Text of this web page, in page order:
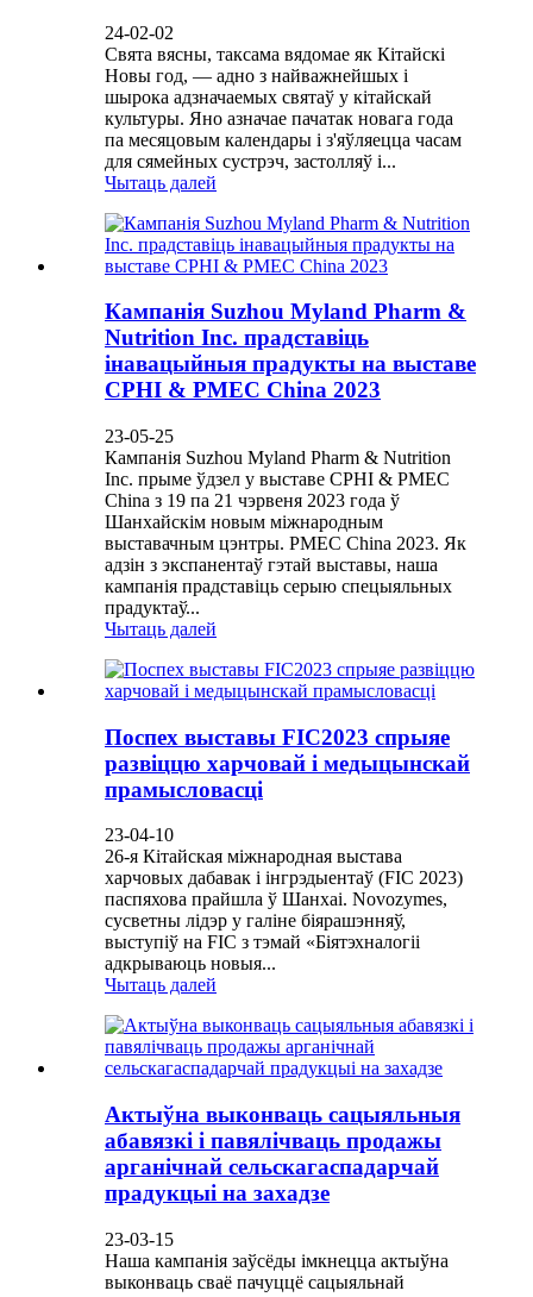
24-02-02
Свята вясны, таксама вядомае як Кітайскі
Новы год, — адно з найважнейшых і
шырока адзначаемых святаў у кітайскай
культуры. Яно азначае пачатак новага года
па месяцовым календары і з'яўляецца часам
для сямейных сустрэч, застолляў і...
Чытаць далей
Кампанія Suzhou Myland Pharm &
Nutrition Inc. прадставіць
інавацыйныя прадукты на выставе
CPHI & PMEC China 2023
23-05-25
Кампанія Suzhou Myland Pharm & Nutrition
Inc. прыме ўдзел у выставе CPHI & PMEC
China з 19 па 21 чэрвеня 2023 года ў
Шанхайскім новым міжнародным
выставачным цэнтры. PMEC China 2023. Як
адзін з экспанентаў гэтай выставы, наша
кампанія прадставіць серыю спецыяльных
прадуктаў...
Чытаць далей
Поспех выставы FIC2023 спрыяе
развіццю харчовай і медыцынскай
прамысловасці
23-04-10
26-я Кітайская міжнародная выстава
харчовых дабавак і інгрэдыентаў (FIC 2023)
паспяхова прайшла ў Шанхаі. Novozymes,
сусветны лідэр у галіне біярашэнняў,
выступіў на FIC з тэмай «Біятэхналогіі
адкрываюць новыя...
Чытаць далей
Актыўна выконваць сацыяльныя
абавязкі і павялічваць продажы
арганічнай сельскагаспадарчай
прадукцыі на захадзе
23-03-15
Наша кампанія заўсёды імкнецца актыўна
выконваць сваё пачуццё сацыяльнай